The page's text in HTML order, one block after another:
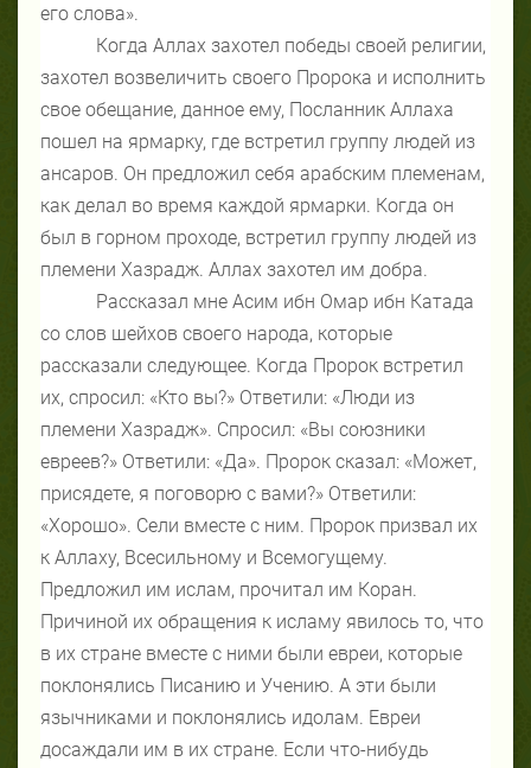
его слова».
Когда Аллах захотел победы своей религии,
захотел возвеличить своего Пророка и исполнить
свое обещание, данное ему, Посланник Аллаха
пошел на ярмарку, где встретил группу людей из
ансаров. Он предложил себя арабским племенам,
как делал во время каждой ярмарки. Когда он
был в горном проходе, встретил группу людей из
племени Хазрадж. Аллах захотел им добра.
Рассказал мне Асим ибн Омар ибн Катада
со слов шейхов своего народа, которые
рассказали следующее. Когда Пророк встретил
их, спросил: «Кто вы?» Ответили: «Люди из
племени Хазрадж». Спросил: «Вы союзники
евреев?» Ответили: «Да». Пророк сказал: «Может,
присядете, я поговорю с вами?» Ответили:
«Хорошо». Сели вместе с ним. Пророк призвал их
к Аллаху, Всесильному и Всемогущему.
Предложил им ислам, прочитал им Коран.
Причиной их обращения к исламу явилось то, что
в их стране вместе с ними были евреи, которые
поклонялись Писанию и Учению. А эти были
язычниками и поклонялись идолам. Евреи
досаждали им в их стране. Если что-нибудь